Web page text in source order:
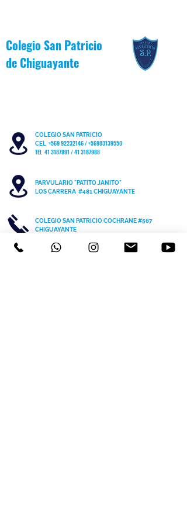
Colegio San Patricio
de Chiguayante
COLEGIO SAN PATRICIO
CEL +569 92232146/+56983139550
TEL 41 3187991 / 41 3187988
PARVULARIO "PATITO JANITO"
LOS CARRERA #481 CHIGUAYANTE
COLEGIO SAN PATRICIO COCHRANE #567
CHIGUAYANTE
PARVULARIO "PATITO JANITO"